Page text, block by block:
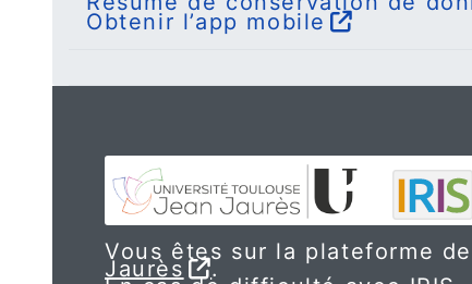
Obtenir l’app mobile
Vous êtes sur la plateforme
Jaurès .